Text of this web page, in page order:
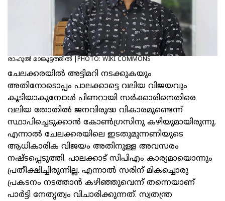
രാഹുല്‍ മാങ്കൂട്ടത്തില്‍ |PHOTO: WIKI COMMONS
ചേലക്കരയില്‍ അട്ടിമറി നടക്കുകയും
അതിനോടൊപ്പം പാലക്കാട്ടെ വലിയ വിജയവും
കൂടിയാകുമ്പോള്‍ പിണറായി സര്‍ക്കാരിനെതിരെ
വലിയ തോതില്‍ ജനവിരുദ്ധ വികാരമുണ്ടെന്ന്
സ്ഥാപിച്ചെടുക്കാന്‍ കോണ്‍ഗ്രസിനു കഴിയുമായിരുന്നു.
എന്നാല്‍ ചേലക്കരയിലെ ഇടതുമുന്നണിയുടെ
ആധികാരിക വിജയം അതിനുള്ള അവസരം
നഷ്ടപ്പെടുത്തി. പാലക്കാട് സിപിഎം കാര്യമായൊന്നും
പ്രതീക്ഷിച്ചിരുന്നില്ല. എന്നാല്‍ സരിന് മികച്ചൊരു
പ്രകടനം നടത്താന്‍ കഴിഞ്ഞുവെന്ന് തന്നെയാണ്
പാര്‍ട്ടി നേതൃത്വം വിചാരിക്കുന്നത്. സ്വതന്ത്ര